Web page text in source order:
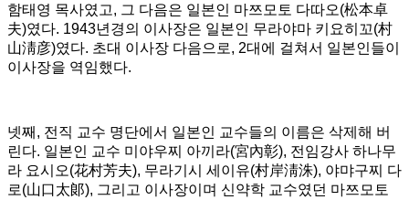
함태영 목사였고, 그 다음은 일본인 마쯔모토 다따오(松本卓
夫)였다. 1943년경의 이사장은 일본인 무라야마 키요히꼬(村
山淸彦)였다. 초대 이사장 다음으로, 2대에 걸쳐서 일본인들이
이사장을 역임했다.
넷째 , 전직 교수 명단에서 일본인 교수들의 이름은 삭제해 버
린다. 일본인 교수 미야우찌 아끼라(宮內彰), 전임강사 하나무
라 요시오(花村芳夫), 무라기시 세이유(村岸淸洙), 야먀구찌 다
로(山口太郞), 그리고 이사장이며 신약학 교수였던 마쯔모토